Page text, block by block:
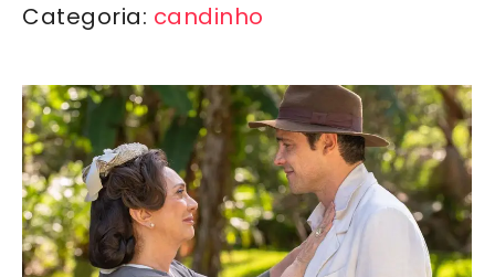
Categoria: candinho